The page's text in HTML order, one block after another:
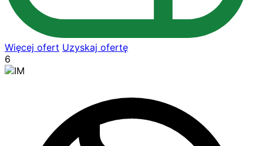
Więcej ofert Uzyskaj ofertę
6